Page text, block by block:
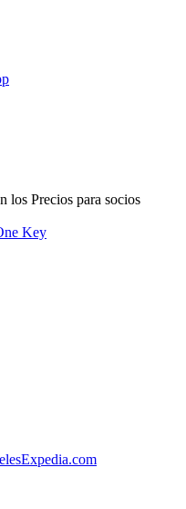
los Precios para socios
Key
Expedia.com